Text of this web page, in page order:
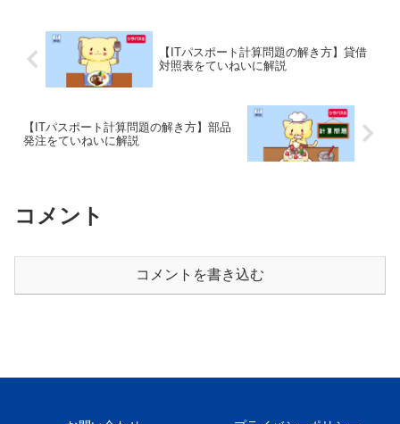
【ITパスポート計算問題の解き方】貸借
対照表をていねいに解説
【ITパスポート計算問題の解き方】部品
発注をていねいに解説
コメント
コメントを書き込む